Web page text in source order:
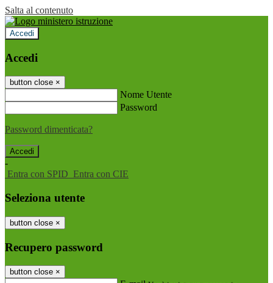
Salta al contenuto
Accedi
Accedi
button close ×
Nome Utente
Password
Password dimenticata?
-
Entra con SPID Entra con CIE
Seleziona utente
button close ×
Recupero password
button close ×